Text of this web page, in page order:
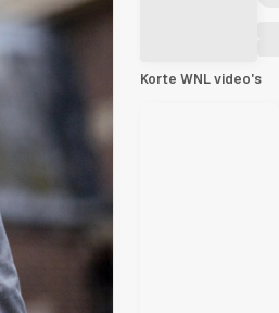
Korte WNL video's